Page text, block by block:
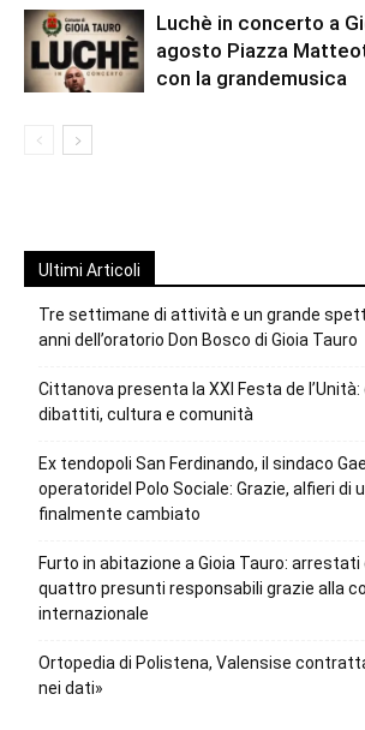
Luchè in concerto a
agosto Piazza
con la grandemusica
Ultimi Articoli
Tre settimane di attività e un grande
anni dell’oratorio Don Bosco di Gioia Tauro
Cittanova presenta la XXI Festa de l’Unità:
dibattiti, cultura e comunità
Ex tendopoli San Ferdinando, il sindaco
operatoridel Polo Sociale: Grazie, alfieri di
finalmente cambiato
Furto in abitazione a Gioia Tauro:
quattro presunti responsabili grazie alla
internazionale
Ortopedia di Polistena, Valensise
nei dati»